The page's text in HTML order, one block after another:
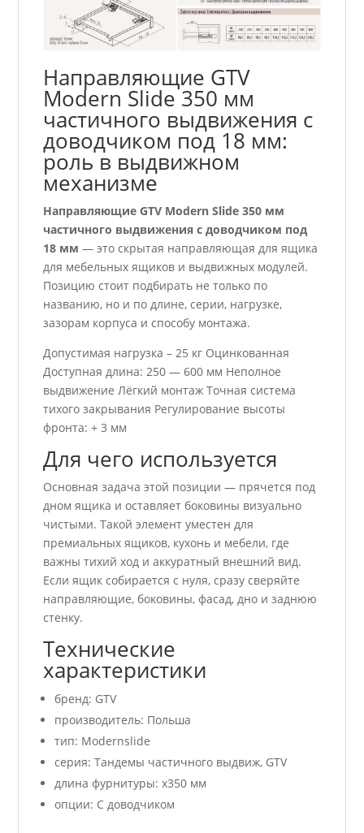
Направляющие GTV
Modern Slide 350 мм
частичного выдвижения с
доводчиком под 18 мм:
роль в выдвижном
механизме
Направляющие GTV Modern Slide 350 мм
частичного выдвижения с доводчиком под
18 мм — это скрытая направляющая для ящика
для мебельных ящиков и выдвижных модулей.
Позицию стоит подбирать не только по
названию, но и по длине, серии, нагрузке,
зазорам корпуса и способу монтажа.
Допустимая нагрузка – 25 кг Оцинкованная
Доступная длина: 250 — 600 мм Неполное
выдвижение Лёгкий монтаж Точная система
тихого закрывания Регулирование высоты
фронта: + 3 мм
Для чего используется
Основная задача этой позиции — прячется под
дном ящика и оставляет боковины визуально
чистыми. Такой элемент уместен для
премиальных ящиков, кухонь и мебели, где
важны тихий ход и аккуратный внешний вид.
Если ящик собирается с нуля, сразу сверяйте
направляющие, боковины, фасад, дно и заднюю
стенку.
Технические
характеристики
бренд: GTV
производитель: Польша
тип: Modernslide
серия: Тандемы частичного выдвиж, GTV
длина фурнитуры: x350 мм
опции: С доводчиком